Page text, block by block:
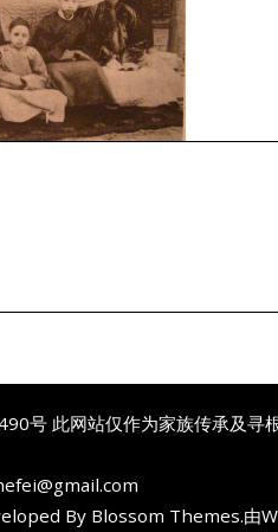
号 此网站仅作为家族传承及寻
By Blossom Themes.由